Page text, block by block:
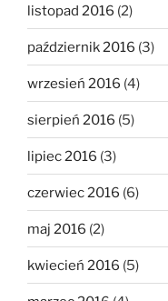
listopad 2016 (2)
październik 2016 (3)
wrzesień 2016 (4)
sierpień 2016 (5)
lipiec 2016 (3)
czerwiec 2016 (6)
maj 2016 (2)
kwiecień 2016 (5)